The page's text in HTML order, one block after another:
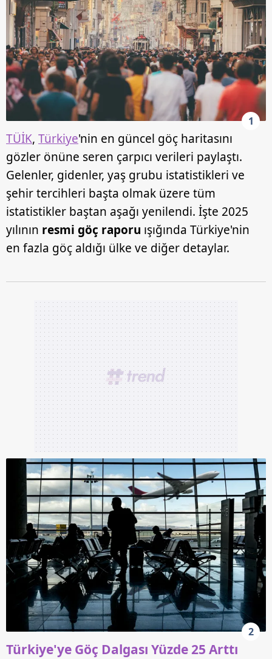
1
TÜİK, Türkiye'nin en güncel göç haritasını
gözler önüne seren çarpıcı verileri paylaştı.
Gelenler, gidenler, yaş grubu istatistikleri ve
şehir tercihleri başta olmak üzere tüm
istatistikler baştan aşağı yenilendi. İşte 2025
yılının resmi göç raporu ışığında Türkiye'nin
en fazla göç aldığı ülke ve diğer detaylar.
2
Türkiye'ye Göç Dalgası Yüzde 25 Arttı